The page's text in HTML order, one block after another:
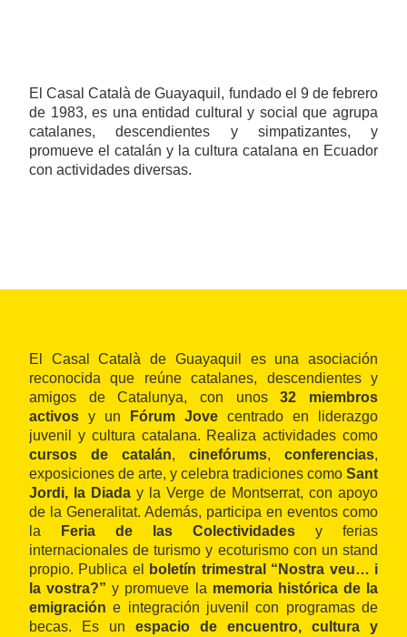
El Casal Català de Guayaquil, fundado el 9 de febrero
de 1983, es una entidad cultural y social que agrupa
catalanes, descendientes y simpatizantes, y
promueve el catalán y la cultura catalana en Ecuador
con actividades diversas.
El Casal Català de Guayaquil es una asociación
reconocida que reúne catalanes, descendientes y
amigos de Catalunya, con unos32 miembros
activos y un Fórum Jove centrado en liderazgo
juvenil y cultura catalana. Realiza actividades como
cursos de catalán, cinefórums, conferencias,
exposiciones de arte, y celebra tradiciones como Sant
Jordi, la Diada y la Verge de Montserrat, con apoyo
de la Generalitat. Además, participa en eventos como
la
Feria de las Colectividades y ferias
internacionales de turismo y ecoturismo con un stand
propio. Publica el
boletín trimestral “Nostra veu… i
la vostra?” y promueve la memoria histórica de la
emigración e integración juvenil con programas de
becas. Es un espacio de encuentro, cultura y